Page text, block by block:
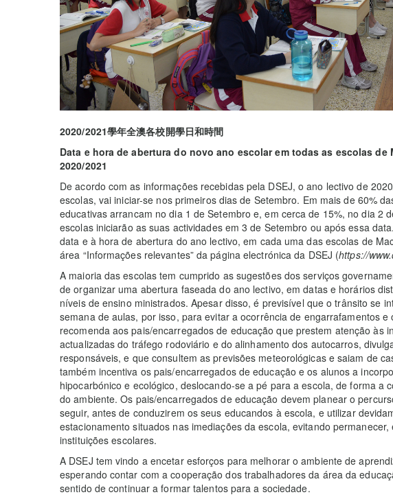
2020/2021學年全澳各校開學日和時間
Data e hora de abertura do novo ano escolar em todas as escolas
2020/2021
De acordo com as informações recebidas pela DSEJ, o ano lectivo de
escolas, vai iniciar-se nos primeiros dias de Setembro. Em mais de 60%
educativas arrancam no dia 1 de Setembro e, em cerca de 15%, no dia 2
escolas iniciarão as suas actividades em 3 de Setembro ou após essa
data e à hora de abertura do ano lectivo, em cada uma das escolas de
área “Informações relevantes” da página electrónica da DSEJ (https://
A maioria das escolas tem cumprido as sugestões dos serviços
de organizar uma abertura faseada do ano lectivo, em datas e horários
níveis de ensino ministrados. Apesar disso, é previsível que o trânsito se
semana de aulas, por isso, para evitar a ocorrência de engarrafamentos e
recomenda aos pais/encarregados de educação que prestem atenção às
actualizadas do tráfego rodoviário e do alinhamento dos autocarros,
responsáveis, e que consultem as previsões meteorológicas e saiam de
também incentiva os pais/encarregados de educação e os alunos a
hipocarbónico e ecológico, deslocando-se a pé para a escola, de forma a
do ambiente. Os pais/encarregados de educação devem planear o
seguir, antes de conduzirem os seus educandos à escola, e utilizar
estacionamento situados nas imediações da escola, evitando
instituições escolares.
A DSEJ tem vindo a encetar esforços para melhorar o ambiente de
esperando contar com a cooperação dos trabalhadores da área da
sentido de continuar a formar talentos para a sociedade.